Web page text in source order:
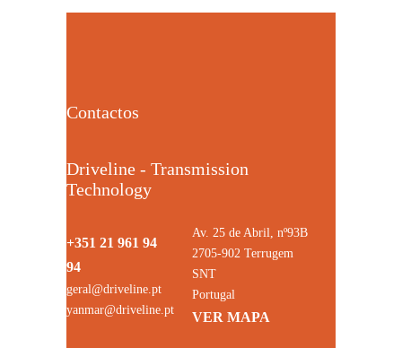
Contactos
Driveline - Transmission
Technology
+351 21 961 94
94
geral@driveline.pt
yanmar@driveline.pt
Av. 25 de Abril, nº93B
2705-902 Terrugem
SNT
Portugal
VER MAPA